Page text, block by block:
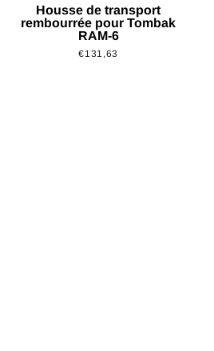
Housse de transport
rembourrée pour Tombak
RAM-6
€131,63